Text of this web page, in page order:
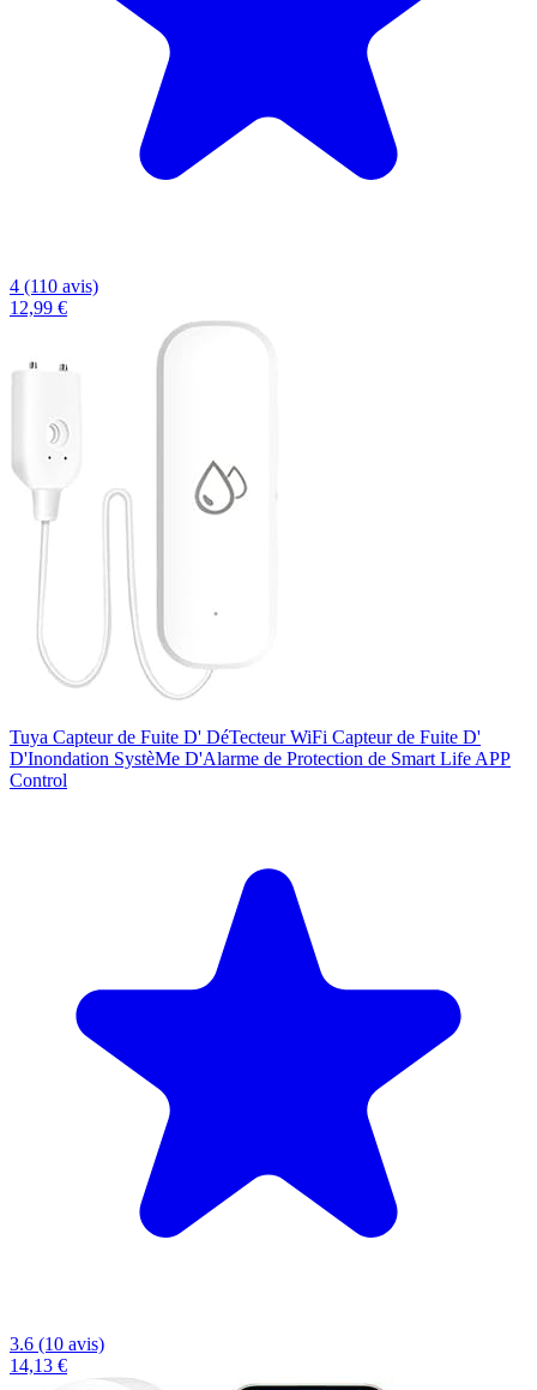
4 (110 avis)
12,99 €
Tuya Capteur de Fuite D' DéTecteur WiFi Capteur de Fuite D'
D'Inondation SystèMe D'Alarme de Protection de Smart Life APP
Control
3.6 (10 avis)
14,13 €